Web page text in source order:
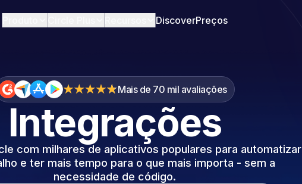
DiscoverPreços
Mais de 70 mil avaliações
Integrações
com milhares de aplicativos populares para automatizar
e ter mais tempo para o que mais importa - sem a
necessidade de código.